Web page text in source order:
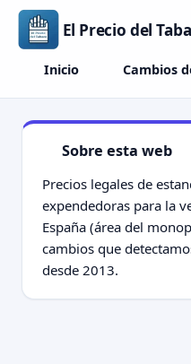
El Precio del
Inicio Cambios
Sobre esta web
Precios legales de
expendedoras para la
España (área del
cambios que
desde 2013.